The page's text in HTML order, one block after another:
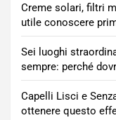
Creme solari, filtri
utile conoscere
Sei luoghi
sempre: perché
Capelli Lisci e
ottenere questo